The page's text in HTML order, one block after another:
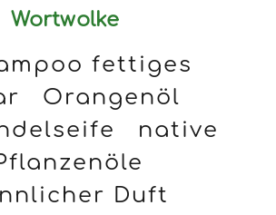
Wortwolke
fettiges
Orangenöl
native
Duft